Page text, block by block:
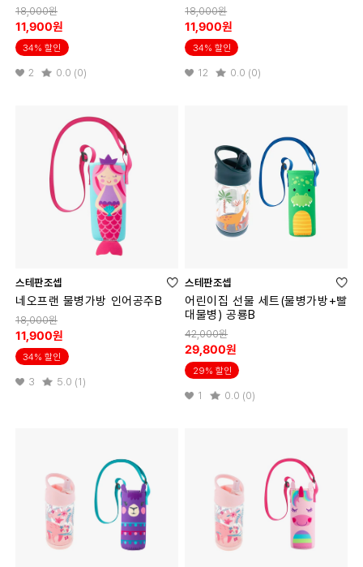
18,000원
11,900원
34% 할인
2 0.0 (0)
18,000원
11,900원
34% 할인
12 0.0 (0)
스테판조셉
네오프랜 물병가방 인어공주B
18,000원
11,900원
34% 할인
3 5.0 (1)
스테판조셉
어린이집 선물 세트(물병가방+빨
대물병) 공룡B
42,000원
29,800원
29% 할인
1 0.0 (0)